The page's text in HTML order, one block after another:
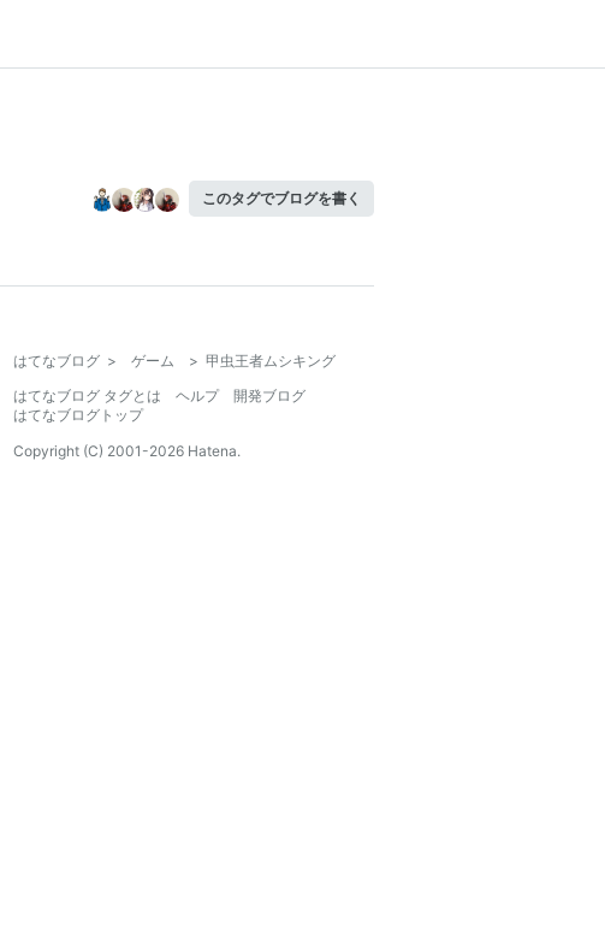
このタグでブログを書く
はてなブログ > ゲーム > 甲虫王者ムシキング
はてなブログ タグとは
ヘルプ
開発ブログ
はてなブログトップ
Copyright (C) 2001-2026 Hatena.